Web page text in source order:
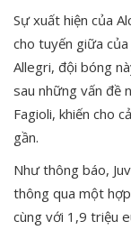
Sự xuất hiện của
cho tuyến giữa
Allegri, đội bóng
sau những vấn đề
Fagioli, khiến cho
gần.
Như thông báo,
thông qua một
cùng với 1,9 triệu